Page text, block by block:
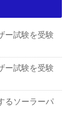
ー試験を受験
ー試験を受験
るソーラーパ